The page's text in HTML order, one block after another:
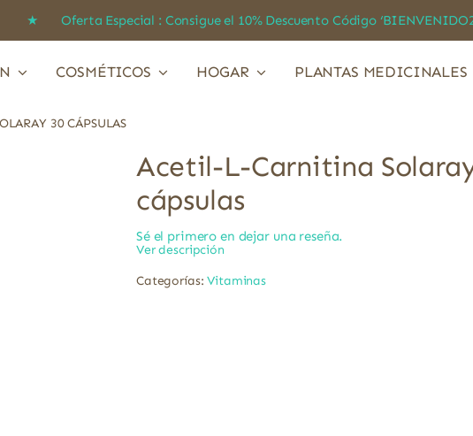
★ Oferta Especial : Consigue el 10% Descuento Código
COSMÉTICOS HOGAR PLANTAS MEDICINALES
30 CÁPSULAS
Acetil-L-Carnitina
cápsulas
Sé el primero en dejar una reseña.
Ver descripción
Categorías:Vitaminas